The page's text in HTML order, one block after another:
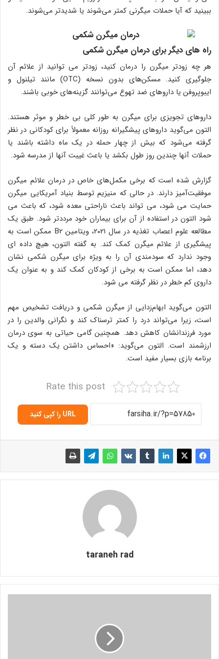
ببینید که آیا حملات میگرنی کمتر می‌شوند یا شدیدتر می‌شوند.
راه های دیگر برای درمان میگرن شکمی
هر چه زودتر میگرن را درمان کنید، زودتر می توانید از علائم آن
جلوگیری کنید. مسکن‌های بدون نسخه (OTC) مانند تیلنول و
ایبوپروفن یا داروهای ضد تهوع می‌توانند گزینه‌های خوبی باشند.
داروهای تجویزی برای میگرن به طور کلی بی خطر و موثر هستند.
التون می‌گوید داروهای پیشگیرانه روزانه معمولاً برای کودکانی در نظر
گرفته می‌شود که بیش از چهار حمله در یک ماه داشته باشند یا
حملات آنها چندین روز طول بکشد یا باعث غیبت آنها از مدرسه شود.
گزارش شده است که برخی مکمل‌های خاص در درمان علائم میگرن
موفقیت‌آمیز دارند. در حالی که منیزیم توسط بنیاد آمریکایی میگرن
حمایت می شود، می تواند باعث ناراحتی معده شود، که باعث می
شود التون در استفاده از آن برای بیماران خود مرددتر شود. طبق یک
مطالعه علوم اعصاب تغذیه در سال ۲۰۲۱، ویتامین B2 ممکن است به
پیشگیری از علائم میگرن کمک کند. به گفته التون، هیچ داده ای
وجود ندارد که سودمندی آن را به ویژه برای میگرن شکمی نشان
دهد، اما ممکن است به برخی از کودکان کمک کند و به عنوان یک
داروی کم خطر در نظر گرفته می شود.
التون می‌گوید ابهام‌زدایی از میگرن شکمی و دریافت تشخیص مهم
است، زیرا می‌تواند درد را کمتر ترسناک کند و نگرانی والدین را در
مورد فرزندانشان کاهش دهد. همچنین گامی حیاتی به سوی درمان
ارزشمند است. التون می‌گوید: «احساس داشتن یک دسته و یک
برنامه بازی بسیار مفید است.
Rate this post
URL را کپی کنید
taraneh rad